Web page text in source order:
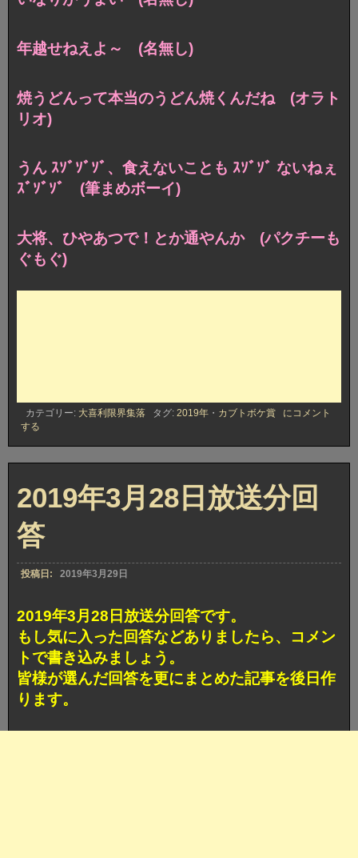
年越せねえよ～ (名無し)
焼うどんって本当のうどん焼くんだね (オラト
リオ)
うん ｽｿﾞｿﾞｿﾞ、食えないことも ｽｿﾞｿﾞ ないねぇ
ｽﾞｿﾞｿﾞ (筆まめボーイ)
大将、ひやあつで！とか通やんか (パクチーも
ぐもぐ)
カテゴリー: 大喜利限界集落 タグ: 2019年 ・ カブトボケ賞
2019
月
28
放
送
分
にコメント
する
2019年3月28日放送分回
答
投稿日: 2019年3月29日
2019年3月28日放送分回答です。
もし気に入った回答などありましたら、コメン
トで書き込みましょう。
皆様が選んだ回答を更にまとめた記事を後日作
ります。